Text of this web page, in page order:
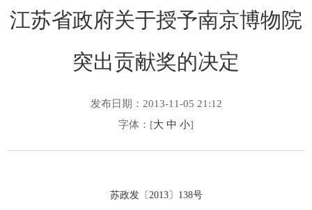
江苏省政府关于授予南京博物院
突出贡献奖的决定
发布日期：2013-11-05 21:12
字体：[大 中 小]
苏政发〔2013〕138号